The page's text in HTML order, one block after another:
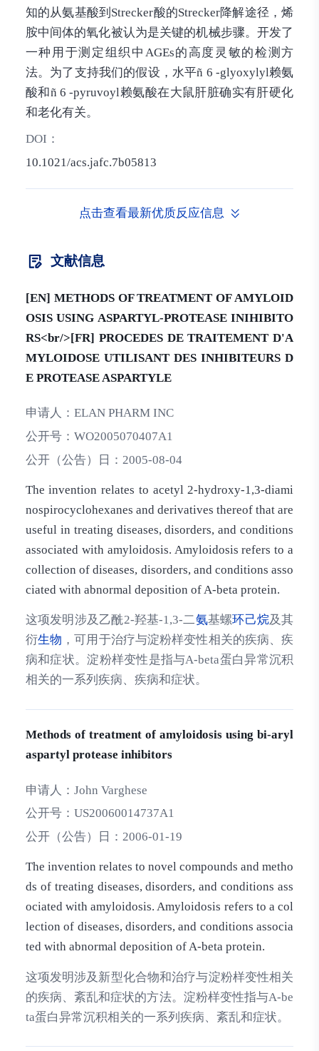
知的从氨基酸到Strecker酸的Strecker降解途径，烯
胺中间体的氧化被认为是关键的机械步骤。开发了
一种用于测定组织中AGEs的高度灵敏的检测方
法。为了支持我们的假设，水平ñ 6 -glyoxylyl赖氨
酸和ñ 6 -pyruvoyl赖氨酸在大鼠肝脏确实有肝硬化
和老化有关。
DOI：
10.1021/acs.jafc.7b05813
点击查看最新优质反应信息
文献信息
[EN] METHODS OF TREATMENT OF AMYLOID
OSIS USING ASPARTYL-PROTEASE INIHIBITO
RS<br/>[FR] PROCEDES DE TRAITEMENT D'A
MYLOIDOSE UTILISANT DES INHIBITEURS D
E PROTEASE ASPARTYLE
申请人： ELAN PHARM INC
公开号： WO2005070407A1
公开（公告）日： 2005-08-04
The invention relates to acetyl 2-hydroxy-1,3-diami
nospirocyclohexanes and derivatives thereof that are
useful in treating diseases, disorders, and conditions
associated with amyloidosis. Amyloidosis refers to a
collection of diseases, disorders, and conditions asso
ciated with abnormal deposition of A-beta protein.
这项发明涉及乙酰2-羟基-1,3-二氨基螺环己烷及其
衍生物 ，可用于治疗与淀粉样变性相关的疾病、疾
病和症状。淀粉样变性是指与A-beta蛋白异常沉积
相关的一系列疾病、疾病和症状。
Methods of treatment of amyloidosis using bi-aryl
aspartyl protease inhibitors
申请人： John Varghese
公开号： US20060014737A1
公开（公告）日： 2006-01-19
The invention relates to novel compounds and metho
ds of treating diseases, disorders, and conditions ass
ociated with amyloidosis. Amyloidosis refers to a col
lection of diseases, disorders, and conditions associa
ted with abnormal deposition of A-beta protein.
这项发明涉及新型化合物和治疗与淀粉样变性相关
的疾病、紊乱和症状的方法。淀粉样变性指与A-be
ta蛋白异常沉积相关的一系列疾病、紊乱和症状。